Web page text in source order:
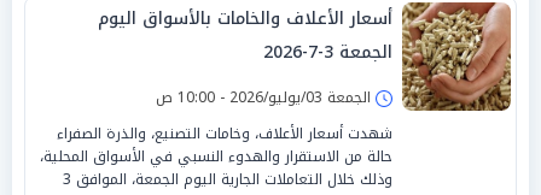
أسعار الأعلاف والخامات بالأسواق اليوم
الجمعة 3-7-2026
الجمعة 03/يوليو/2026 - 10:00 ص
شهدت أسعار الأعلاف، وخامات التصنيع، والذرة الصفراء
حالة من الاستقرار والهدوء النسبي في الأسواق المحلية،
وذلك خلال التعاملات الجارية اليوم الجمعة، الموافق 3